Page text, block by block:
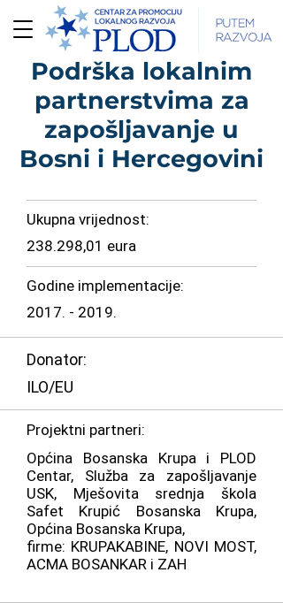
Podrška lokalnim
partnerstvima za
zapošljavanje u
Bosni i Hercegovini
Ukupna vrijednost:
238.298,01 eura
Godine implementacije:
2017. - 2019.
Donator:
ILO/EU
Projektni partneri:
Općina Bosanska Krupa i PLOD
Centar, Služba za zapošljavanje
USK, Mješovita srednja škola
Safet Krupić Bosanska Krupa,
Općina Bosanska Krupa,
firme: KRUPAKABINE, NOVI MOST,
ACMA BOSANKAR i ZAH